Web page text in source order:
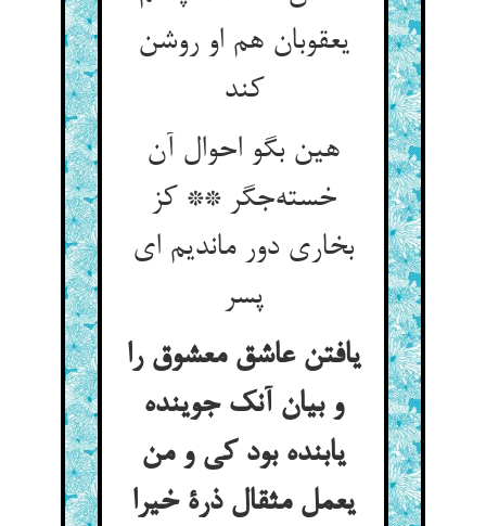
یعقوبان هم او روشن
کند
هین بگو احوال آن
خسته‌جگر ** کز
بخاری دور ماندیم ای
پسر
یافتن عاشق معشوق را
و بیان آنک جوینده
یابنده بود کی و من
یعمل مثقال ذرة خیرا